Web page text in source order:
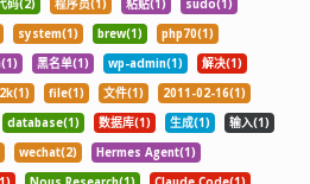
码(2) 程序员(1) 粘贴(1)
sudo(1)
system(1) brew(1)
php70(1)
黑名单(1) wp-admin(1)
解决(1)
file(1) 文件(1)
2011-02-16(1)
database(1) 数据库(1) 生成(1)
输入(1)
wechat(2)
Hermes Agent(1)